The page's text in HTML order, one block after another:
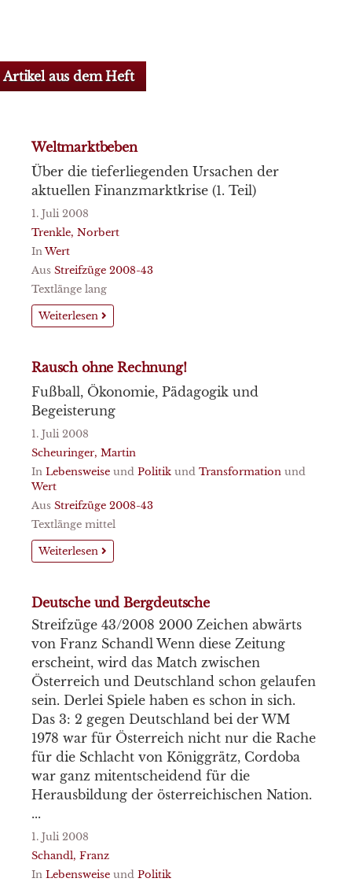
Artikel aus dem Heft
Weltmarktbeben
Über die tieferliegenden Ursachen der
aktuellen Finanzmarktkrise (1. Teil)
1. Juli 2008
Trenkle, Norbert
InWert
Aus Streifzüge 2008-43
Textlänge lang
Weiterlesen
Rausch ohne Rechnung!
Fußball, Ökonomie, Pädagogik und
Begeisterung
1. Juli 2008
Scheuringer, Martin
In Lebensweise und Politik und Transformation und
Wert
Aus Streifzüge 2008-43
Textlänge mittel
Weiterlesen
Deutsche und Bergdeutsche
Streifzüge 43/2008 2000 Zeichen abwärts
von Franz Schandl Wenn diese Zeitung
erscheint, wird das Match zwischen
Österreich und Deutschland schon gelaufen
sein. Derlei Spiele haben es schon in sich.
Das 3: 2 gegen Deutschland bei der WM
1978 war für Österreich nicht nur die Rache
für die Schlacht von Königgrätz, Cordoba
war ganz mitentscheidend für die
Herausbildung der österreichischen Nation.
...
1. Juli 2008
Schandl, Franz
In Lebensweise und Politik